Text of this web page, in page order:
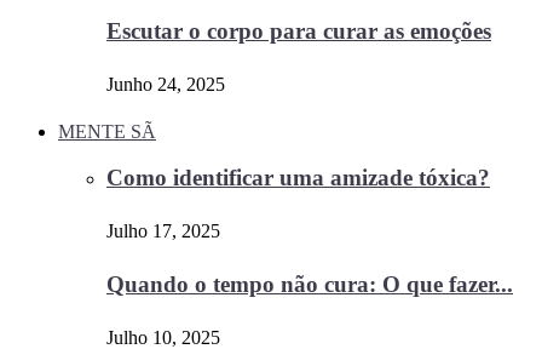
Escutar o corpo para curar as emoções
Junho 24, 2025
MENTE SÃ
Como identificar uma amizade tóxica?
Julho 17, 2025
Quando o tempo não cura: O que fazer...
Julho 10, 2025